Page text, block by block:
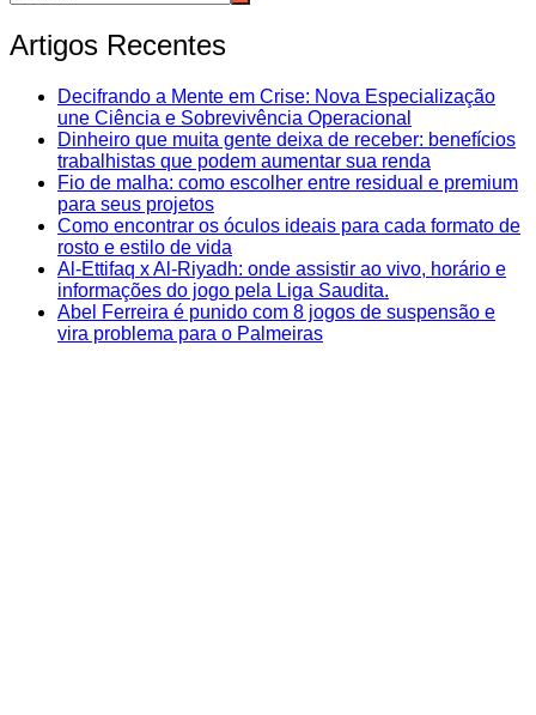
Artigos Recentes
Decifrando a Mente em Crise: Nova Especialização
une Ciência e Sobrevivência Operacional
Dinheiro que muita gente deixa de receber: benefícios
trabalhistas que podem aumentar sua renda
Fio de malha: como escolher entre residual e premium
para seus projetos
Como encontrar os óculos ideais para cada formato de
rosto e estilo de vida
Al-Ettifaq x Al-Riyadh: onde assistir ao vivo, horário e
informações do jogo pela Liga Saudita.
Abel Ferreira é punido com 8 jogos de suspensão e
vira problema para o Palmeiras